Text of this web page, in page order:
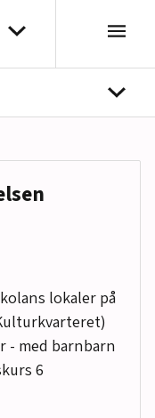
Välj distrikt
lokaler på
- med barnbarn
6